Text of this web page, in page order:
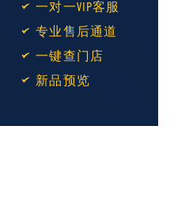
一对一VIP客服
专业售后通道
一键查门店
新品预览